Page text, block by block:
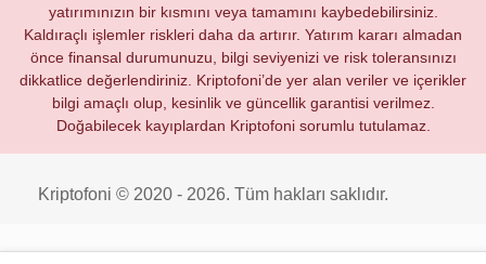
yatırımınızın bir kısmını veya tamamını kaybedebilirsiniz.
Kaldıraçlı işlemler riskleri daha da artırır. Yatırım kararı almadan
önce finansal durumunuzu, bilgi seviyenizi ve risk toleransınızı
dikkatlice değerlendiriniz. Kriptofoni’de yer alan veriler ve içerikler
bilgi amaçlı olup, kesinlik ve güncellik garantisi verilmez.
Doğabilecek kayıplardan Kriptofoni sorumlu tutulamaz.
Kriptofoni © 2020 - 2026. Tüm hakları saklıdır.